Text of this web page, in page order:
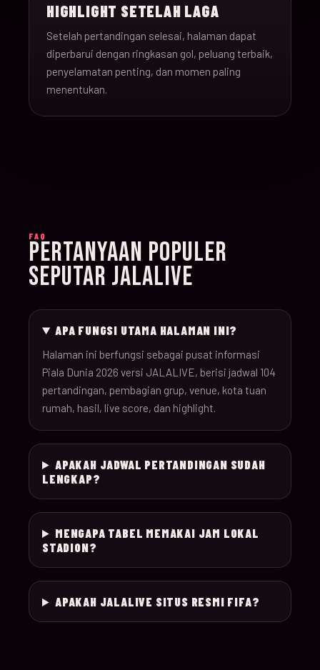
018
26
18:00
019
16-Jun-
26
20:00 Argentina v Algeria
020 21:00 Austria v Jordan
26
023
17-Jun-
12:00
17-Jun-
26
18-Jun-
26
12:00
18-Jun-
26
Switzerland v
Herzegovina
027
18-Jun-
15:00 Canada v Qatar
028
26
19:00 Mexico v South
029 21:00 Brazil v Haiti
HIGHLIGHT SETELAH LAGA
Setelah pertandingan selesai, halaman dapat
diperbarui dengan ringkasan gol, peluang terbaik,
penyelamatan penting, dan momen paling
menentukan.
FAQ
PERTANYAAN POPULER
SEPUTAR JALALIVE
APA FUNGSI UTAMA HALAMAN INI?
Halaman ini berfungsi sebagai pusat informasi
Piala Dunia 2026 versi JALALIVE, berisi jadwal 104
pertandingan, pembagian grup, venue, kota tuan
rumah, hasil, live score, dan highlight.
APAKAH JADWAL PERTANDINGAN SUDAH
LENGKAP?
MENGAPA TABEL MEMAKAI JAM LOKAL
STADION?
APAKAH JALALIVE SITUS RESMI FIFA?